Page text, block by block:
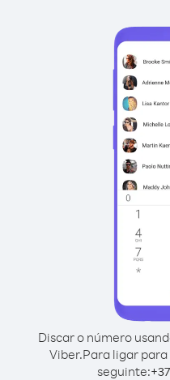
Discar o número
Viber.Para ligar para
seguinte:+